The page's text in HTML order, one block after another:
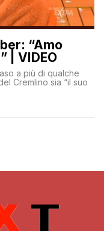
“Amo
| VIDEO
a più di qualche
Cremlino sia “il suo